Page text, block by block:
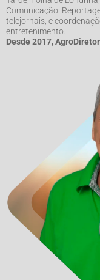
Comunicação.
telejornais, e
entretenimento.
Desde 2017,